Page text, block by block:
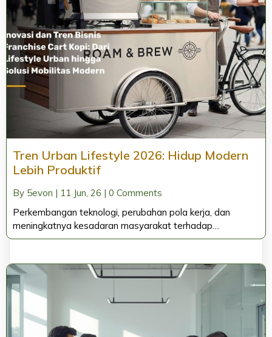
Tren Urban Lifestyle 2026: Hidup Modern
Lebih Produktif
By 5evon | 11 Jun, 26 | 0 Comments
Perkembangan teknologi, perubahan pola kerja, dan
meningkatnya kesadaran masyarakat terhadap…